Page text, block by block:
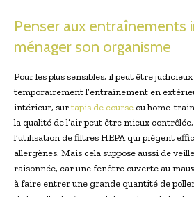
Penser aux entraînements
ménager son organisme
Pour les plus sensibles, il peut être
temporairement l’entraînement en
intérieur, surtapis de course ou home-
la qualité de l’air peut être mieux
l’utilisation de filtres HEPA qui piègent
allergènes. Mais cela suppose aussi de
raisonnée, car une fenêtre ouverte au
à faire entrer une grande quantité de